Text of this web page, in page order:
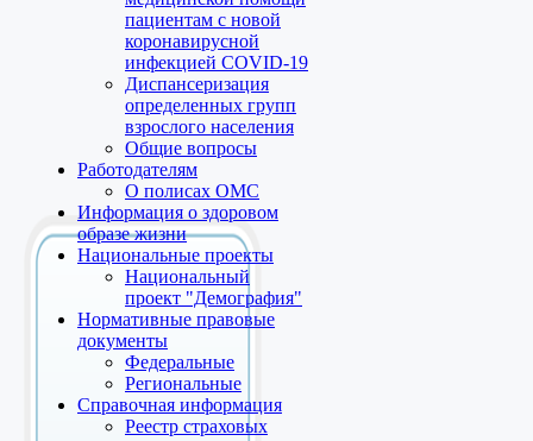
пациентам с новой
коронавирусной
инфекцией COVID-19
Диспансеризация
определенных групп
взрослого населения
Общие вопросы
Работодателям
О полисах ОМС
Информация о здоровом
образе жизни
Национальные проекты
Национальный
проект "Демография"
Нормативные правовые
документы
Федеральные
Региональные
Справочная информация
Реестр страховых